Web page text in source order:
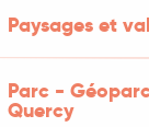
Paysages et
Parc -
Quercy